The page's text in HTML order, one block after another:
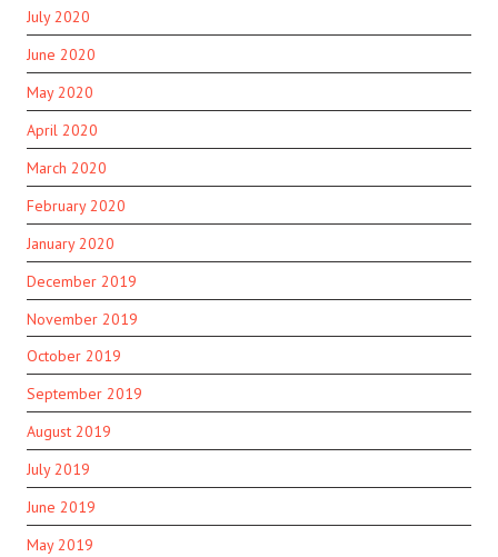
July 2020
June 2020
May 2020
April 2020
March 2020
February 2020
January 2020
December 2019
November 2019
October 2019
September 2019
August 2019
July 2019
June 2019
May 2019